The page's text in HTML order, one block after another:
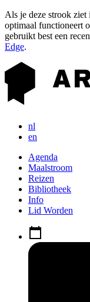
Als je deze strook ziet
optimaal functioneert
gebruikt best een
Edge.
nl
en
Agenda
Maalstroom
Reizen
Bibliotheek
Info
Lid Worden